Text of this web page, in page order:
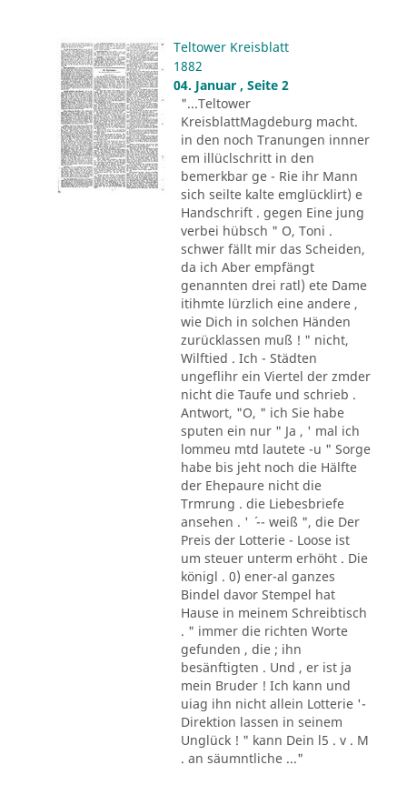
Teltower Kreisblatt
1882
04. Januar , Seite 2
"...Teltower
KreisblattMagdeburg macht.
in den noch Tranungen innner
em illüclschritt in den
bemerkbar ge - Rie ihr Mann
sich seilte kalte emglücklirt) e
Handschrift . gegen Eine jung
verbei hübsch " O, Toni .
schwer fällt mir das Scheiden,
da ich Aber empfängt
genannten drei ratl) ete Dame
itihmte lürzlich eine andere ,
wie Dich in solchen Händen
zurücklassen muß ! " nicht,
Wilftied . Ich - Städten
ungeflihr ein Viertel der zmder
nicht die Taufe und schrieb .
Antwort, "O, " ich Sie habe
sputen ein nur " Ja , ' mal ich
lommeu mtd lautete -u " Sorge
habe bis jeht noch die Hälfte
der Ehepaure nicht die
Trmrung . die Liebesbriefe
ansehen . ' ´ -- weiß ", die Der
Preis der Lotterie - Loose ist
um steuer unterm erhöht . Die
königl . 0) ener-al ganzes
Bindel davor Stempel hat
Hause in meinem Schreibtisch
. " immer die richten Worte
gefunden , die ; ihn
besänftigten . Und , er ist ja
mein Bruder ! Ich kann und
uiag ihn nicht allein Lotterie '-
Direktion lassen in seinem
Unglück ! " kann Dein l5 . v . M
. an säumntliche ..."